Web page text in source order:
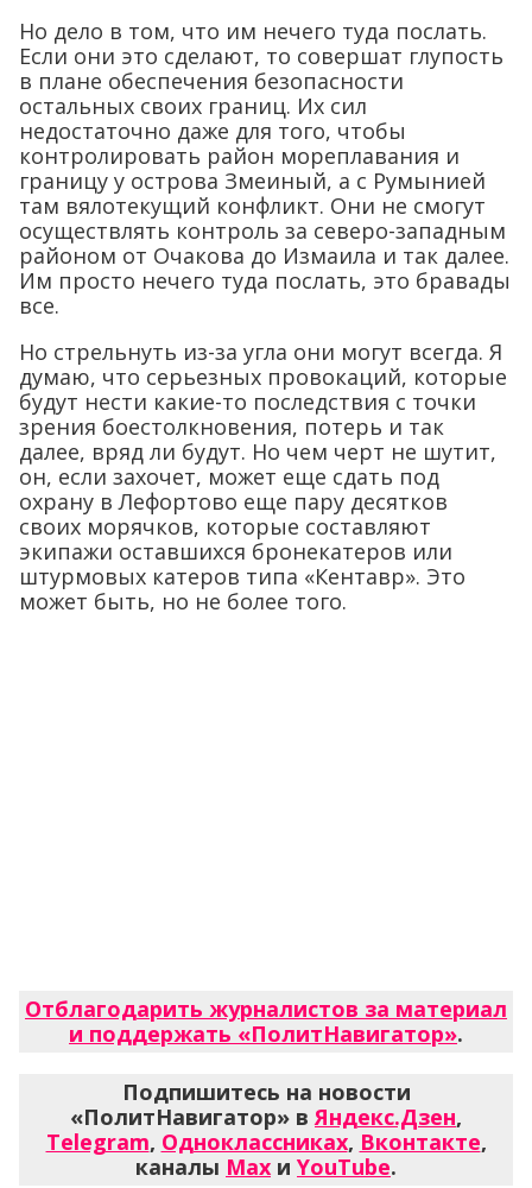
Но дело в том, что им нечего туда послать.
Если они это сделают, то совершат глупость
в плане обеспечения безопасности
остальных своих границ. Их сил
недостаточно даже для того, чтобы
контролировать район мореплавания и
границу у острова Змеиный, а с Румынией
там вялотекущий конфликт. Они не смогут
осуществлять контроль за северо-западным
районом от Очакова до Измаила и так далее.
Им просто нечего туда послать, это бравады
все.
Но стрельнуть из-за угла они могут всегда. Я
думаю, что серьезных провокаций, которые
будут нести какие-то последствия с точки
зрения боестолкновения, потерь и так
далее, вряд ли будут. Но чем черт не шутит,
он, если захочет, может еще сдать под
охрану в Лефортово еще пару десятков
своих морячков, которые составляют
экипажи оставшихся бронекатеров или
штурмовых катеров типа «Кентавр». Это
может быть, но не более того.
Отблагодарить журналистов за материал
и поддержать «ПолитНавигатор».
Подпишитесь на новости
«ПолитНавигатор» вЯндекс.Дзен,
Telegram, Одноклассниках, Вконтакте,
каналы Max и YouTube.